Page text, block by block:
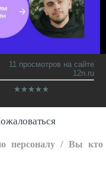
11 просмотров на сайте
12n.ru
персоналу / Вы кто